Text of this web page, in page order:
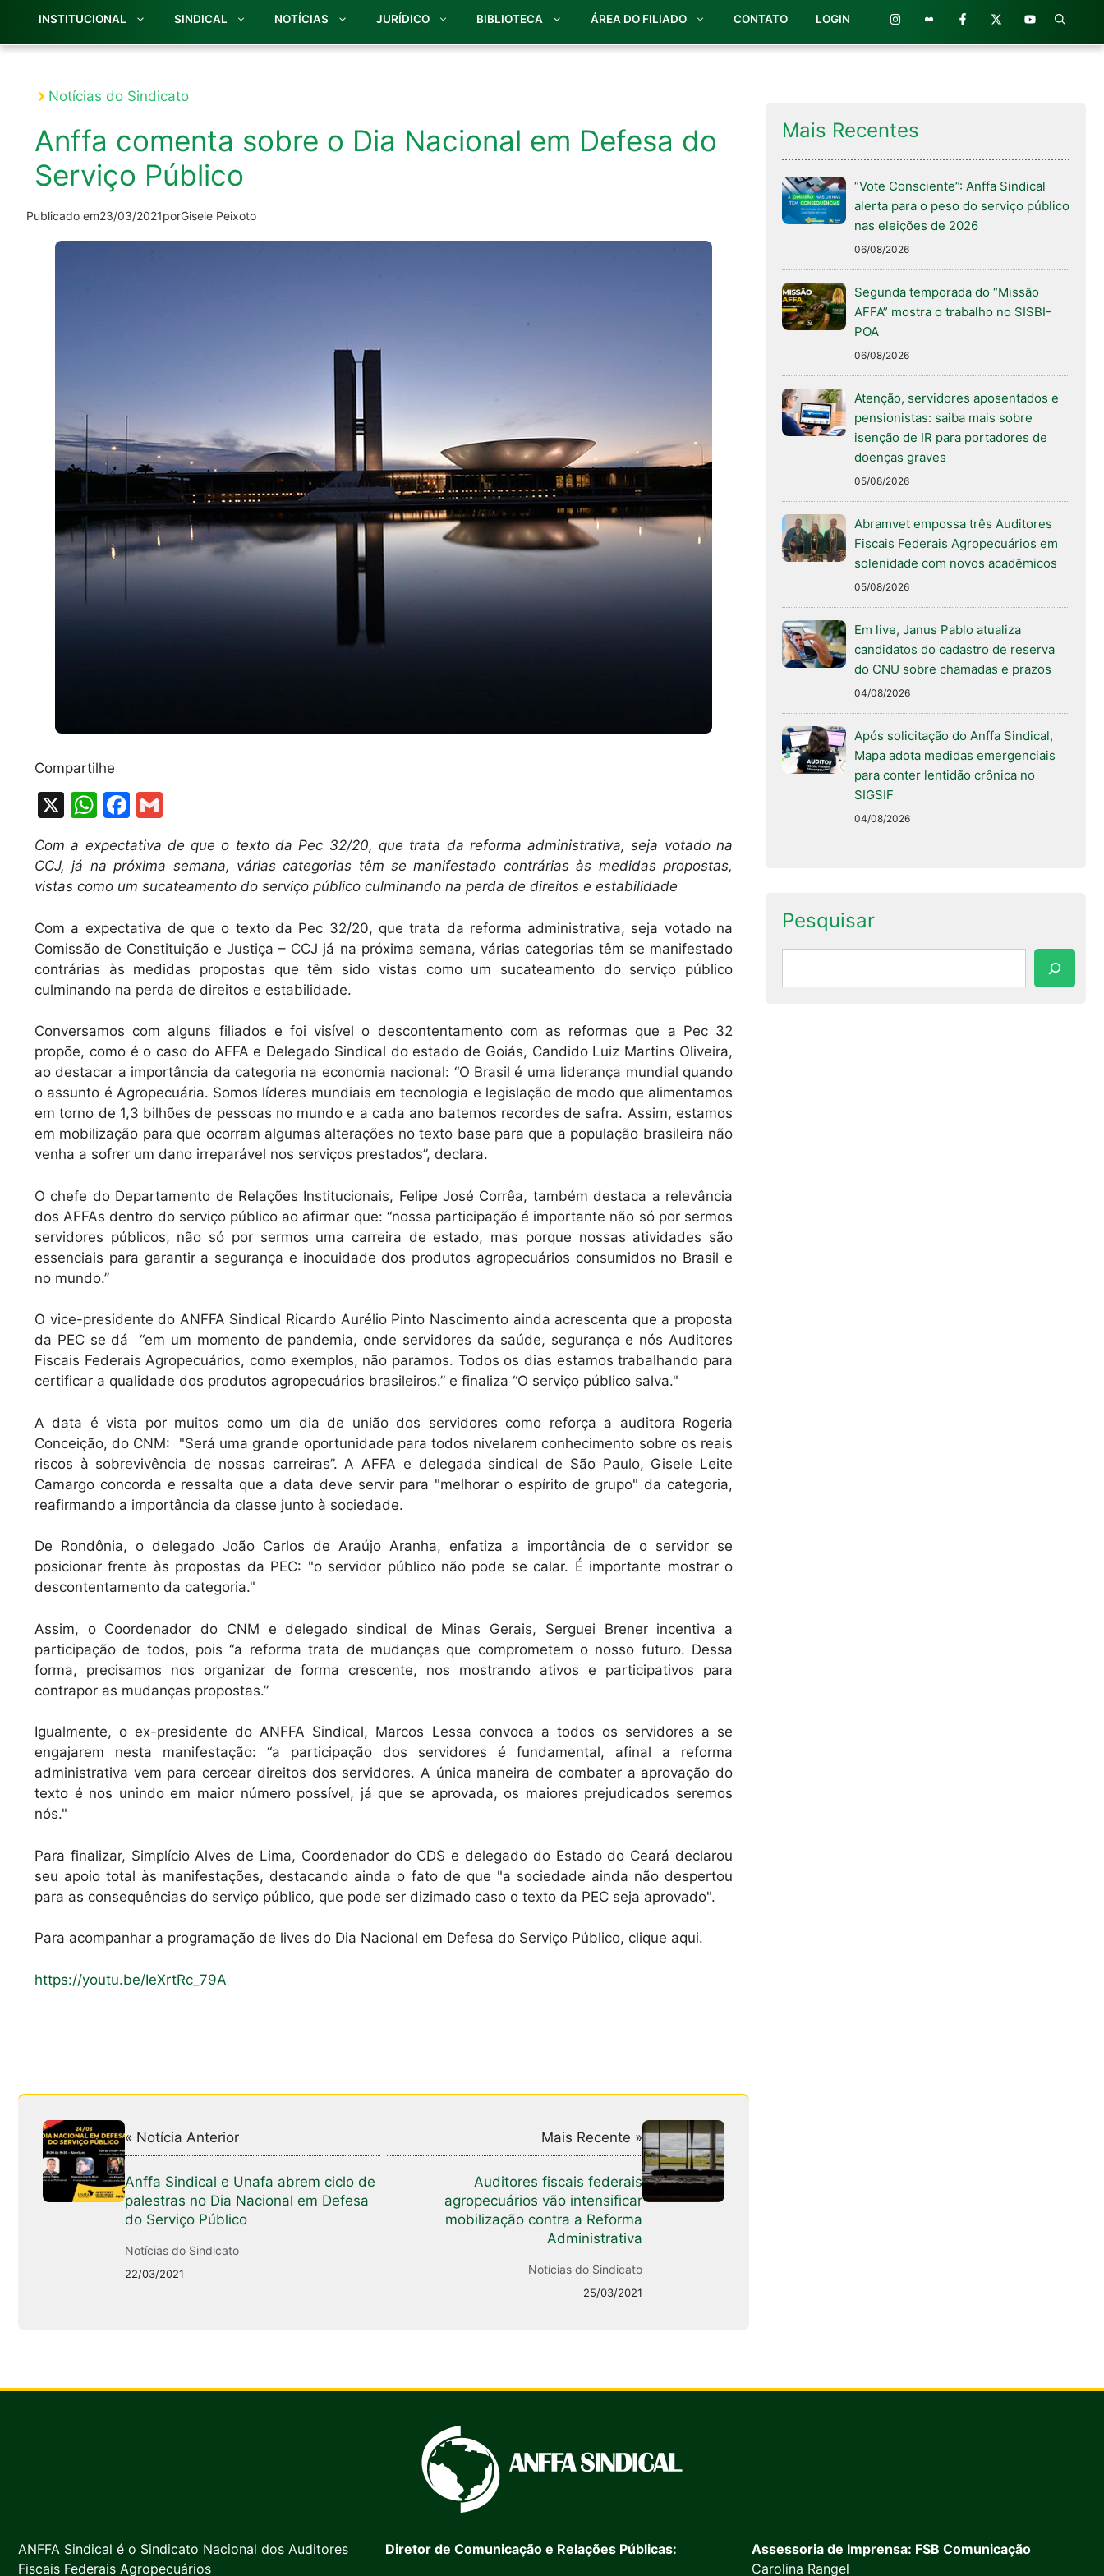
INSTITUCIONAL SINDICAL NOTÍCIAS JURÍDICO BIBLIOTECA ÁREA DO FILIADO CONTATO LOGIN
Notícias do Sindicato
Anffa comenta sobre o Dia Nacional em Defesa do
Serviço Público
Publicado em23/03/2021porGisele Peixoto
Compartilhe
X
W
at
s
p
p
F
c
e
o
o
k
m
ai
l
Com a expectativa de que o texto da Pec 32/20, que trata da reforma administrativa, seja votado na
CCJ, já na próxima semana, várias categorias têm se manifestado contrárias às medidas propostas,
vistas como um sucateamento do serviço público culminando na perda de direitos e estabilidade
Com a expectativa de que o texto da Pec 32/20, que trata da reforma administrativa, seja votado na
Comissão de Constituição e Justiça – CCJ já na próxima semana, várias categorias têm se manifestado
contrárias às medidas propostas que têm sido vistas como um sucateamento do serviço público
culminando na perda de direitos e estabilidade.
Conversamos com alguns filiados e foi visível o descontentamento com as reformas que a Pec 32
propõe, como é o caso do AFFA e Delegado Sindical do estado de Goiás, Candido Luiz Martins Oliveira,
ao destacar a importância da categoria na economia nacional: “O Brasil é uma liderança mundial quando
o assunto é Agropecuária. Somos líderes mundiais em tecnologia e legislação de modo que alimentamos
em torno de 1,3 bilhões de pessoas no mundo e a cada ano batemos recordes de safra. Assim, estamos
em mobilização para que ocorram algumas alterações no texto base para que a população brasileira não
venha a sofrer um dano irreparável nos serviços prestados”, declara.
O chefe do Departamento de Relações Institucionais, Felipe José Corrêa, também destaca a relevância
dos AFFAs dentro do serviço público ao afirmar que: “nossa participação é importante não só por sermos
servidores públicos, não só por sermos uma carreira de estado, mas porque nossas atividades são
essenciais para garantir a segurança e inocuidade dos produtos agropecuários consumidos no Brasil e
no mundo.”
O vice-presidente do ANFFA Sindical Ricardo Aurélio Pinto Nascimento ainda acrescenta que a proposta
da PEC se dá “em um momento de pandemia, onde servidores da saúde, segurança e nós Auditores
Fiscais Federais Agropecuários, como exemplos, não paramos. Todos os dias estamos trabalhando para
certificar a qualidade dos produtos agropecuários brasileiros.” e finaliza “O serviço público salva."
A data é vista por muitos como um dia de união dos servidores como reforça a auditora Rogeria
Conceição, do CNM: "Será uma grande oportunidade para todos nivelarem conhecimento sobre os reais
riscos à sobrevivência de nossas carreiras”. A AFFA e delegada sindical de São Paulo, Gisele Leite
Camargo concorda e ressalta que a data deve servir para "melhorar o espírito de grupo" da categoria,
reafirmando a importância da classe junto à sociedade.
De Rondônia, o delegado João Carlos de Araújo Aranha, enfatiza a importância de o servidor se
posicionar frente às propostas da PEC: "o servidor público não pode se calar. É importante mostrar o
descontentamento da categoria."
Assim, o Coordenador do CNM e delegado sindical de Minas Gerais, Serguei Brener incentiva a
participação de todos, pois “a reforma trata de mudanças que comprometem o nosso futuro. Dessa
forma, precisamos nos organizar de forma crescente, nos mostrando ativos e participativos para
contrapor as mudanças propostas.”
Igualmente, o ex-presidente do ANFFA Sindical, Marcos Lessa convoca a todos os servidores a se
engajarem nesta manifestação: “a participação dos servidores é fundamental, afinal a reforma
administrativa vem para cercear direitos dos servidores. A única maneira de combater a aprovação do
texto é nos unindo em maior número possível, já que se aprovada, os maiores prejudicados seremos
nós."
Para finalizar, Simplício Alves de Lima, Coordenador do CDS e delegado do Estado do Ceará declarou
seu apoio total às manifestações, destacando ainda o fato de que "a sociedade ainda não despertou
para as consequências do serviço público, que pode ser dizimado caso o texto da PEC seja aprovado".
Para acompanhar a programação de lives do Dia Nacional em Defesa do Serviço Público, clique aqui.
https://youtu.be/IeXrtRc_79A
« Notícia Anterior
Anffa Sindical e Unafa abrem ciclo de
palestras no Dia Nacional em Defesa
do Serviço Público
Notícias do Sindicato
22/03/2021
Mais Recente »
Auditores fiscais federais
agropecuários vão intensificar
mobilização contra a Reforma
Administrativa
Notícias do Sindicato
25/03/2021
Mais Recentes
“Vote Consciente”: Anffa Sindical
alerta para o peso do serviço público
nas eleições de 2026
06/08/2026
Segunda temporada do “Missão
AFFA” mostra o trabalho no SISBI-
POA
06/08/2026
Atenção, servidores aposentados e
pensionistas: saiba mais sobre
isenção de IR para portadores de
doenças graves
05/08/2026
Abramvet empossa três Auditores
Fiscais Federais Agropecuários em
solenidade com novos acadêmicos
05/08/2026
Em live, Janus Pablo atualiza
candidatos do cadastro de reserva
do CNU sobre chamadas e prazos
04/08/2026
Após solicitação do Anffa Sindical,
Mapa adota medidas emergenciais
para conter lentidão crônica no
SIGSIF
04/08/2026
Pesquisar
ANFFA Sindical é o Sindicato Nacional dos Auditores
Fiscais Federais Agropecuários
Diretor de Comunicação e Relações Públicas:
Assessoria de Imprensa: FSB Comunicação
Carolina Rangel